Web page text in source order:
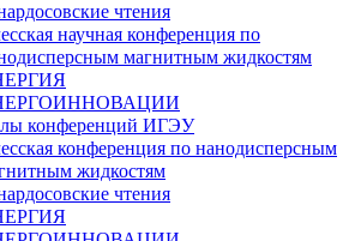
чтения
научная конференция по
магнитным жидкостям
конференций ИГЭУ
конференция по нанодисперсным
жидкостям
чтения